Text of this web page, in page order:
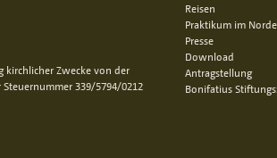
kirchlicher Zwecke von der
339/5794/0212
Reisen
Praktikum im
Presse
Download
Antragstellung
Bonifatius